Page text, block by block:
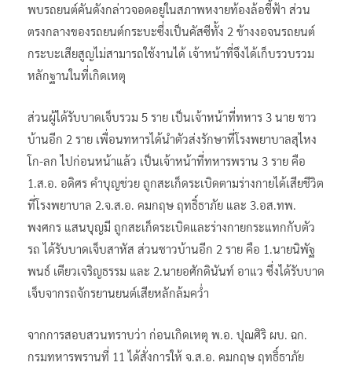
พบรถยนต์คันดังกล่าวจอดอยู่ในสภาพหงายท้องล้อชี้ฟ้า ส่วน
ตรงกลางของรถยนต์กระบะซึ่งเป็นคัสซีทั้ง 2 ข้างงอจนรถยนต์
กระบะเสียสูญไม่สามารถใช้งานได้ เจ้าหน้าที่จึงได้เก็บรวบรวม
หลักฐานในที่เกิดเหตุ
ส่วนผู้ได้รับบาดเจ็บรวม 5 ราย เป็นเจ้าหน้าที่ทหาร 3 นาย ชาว
บ้านอีก 2 ราย เพื่อนทหารได้นำตัวส่งรักษาที่โรงพยาบาลสุไหง
โก-ลก ไปก่อนหน้าแล้ว เป็นเจ้าหน้าที่ทหารพราน 3 ราย คือ
1.ส.อ. อดิศร คำบุญช่วย ถูกสะเก็ดระเบิดตามร่างกายได้เสียชีวิต
ที่โรงพยาบาล 2.จ.ส.อ. คมกฤษ ฤทธิ์ธาภัย และ 3.อส.ทพ.
พงศกร แสนบุญมี ถูกสะเก็ดระเบิดและร่างกายกระแทกกับตัว
รถ ได้รับบาดเจ็บสาหัส ส่วนชาวบ้านอีก 2 ราย คือ 1.นายนิพัฐ
พนธ์ เตียวเจริญธรรม และ 2.นายอศักดินันท์ อาแว ซึ่งได้รับบาด
เจ็บจากรถจักรยานยนต์เสียหลักล้มคว่ำ
จากการสอบสวนทราบว่า ก่อนเกิดเหตุ พ.อ. ปุณศิริ ผบ. ฉก.
กรมทหารพรานที่ 11 ได้สั่งการให้ จ.ส.อ. คมกฤษ ฤทธิ์ธาภัย